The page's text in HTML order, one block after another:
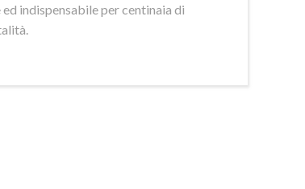
indispensabile per centinaia di